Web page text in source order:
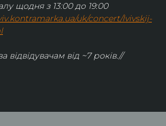
щодня з 13:00 до 19:00
uk/concert/lvivskij-
відвідувачам від ~7 років.//